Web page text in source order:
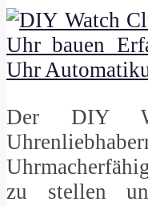
Der DIY
zu stellen